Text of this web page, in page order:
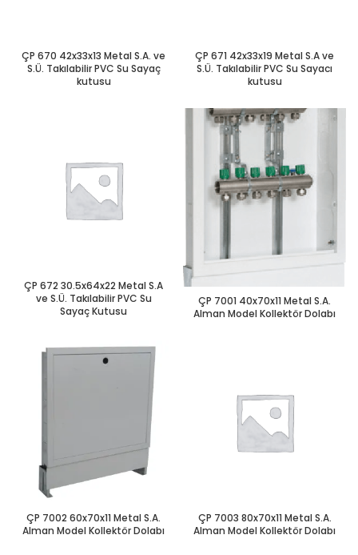
ÇP 670 42x33x13 Metal S.A. ve
S.Ü. Takılabilir PVC Su Sayaç
kutusu
ÇP 671 42x33x19 Metal S.A ve
S.Ü. Takılabilir PVC Su Sayacı
kutusu
ÇP 672 30.5x64x22 Metal S.A
ve S.Ü. Takılabilir PVC Su
Sayaç Kutusu
ÇP 7001 40x70x11 Metal S.A.
Alman Model Kollektör Dolabı
ÇP 7002 60x70x11 Metal S.A.
Alman Model Kollektör Dolabı
ÇP 7003 80x70x11 Metal S.A.
Alman Model Kollektör Dolabı